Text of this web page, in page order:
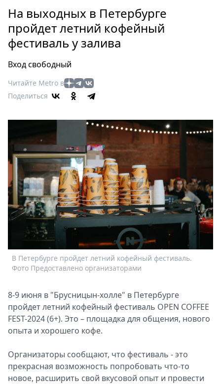
Россия
Мир
Здоровье
Туризм
Мода
Театр
Выставки
Пресс-
релизы
О
Metro
Стримы
Спецпроекты
Звезды
Выборы
2026
Metro
На выходных в Петербурге
пройдет летний кофейный
фестиваль у залива
Вход свободный
Читайте Metro в
Поделиться
В Петербурге пройдет летний кофейный фестиваль.
Фото Предоставлено организаторами
8-9 июня в "Брусницын-холле" в Петербурге
пройдет летний кофейный фестиваль OPEN COFFEE
FEST-2024 (6+). Это – площадка для общения, нового
опыта и хорошего кофе.
Организаторы сообщают, что фестиваль - это
прекрасная возможность попробовать что-то
новое, расширить свой вкусовой опыт и провести